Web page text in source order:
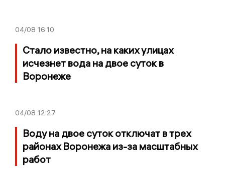
04/08 16:10
Стало известно, на каких улицах
исчезнет вода на двое суток в
Воронеже
04/08 12:27
Воду на двое суток отключат в трех
районах Воронежа из-за масштабных
работ